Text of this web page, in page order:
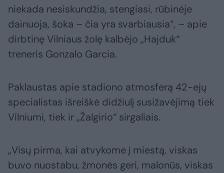
niekada nesiskundžia, stengiasi, rūbinėje
dainuoja, šoka – čia yra svarbiausia“, – apie
dirbtinę Vilniaus žolę kalbėjo „Hajduk“
treneris Gonzalo Garcia.
Paklaustas apie stadiono atmosferą 42-ejų
specialistas išreiškė didžiulį susižavėjimą tiek
Vilniumi, tiek ir „Žalgirio“ sirgaliais.
„Visų pirma, kai atvykome į miestą, viskas
buvo nuostabu, žmonės geri, malonūs, viskas